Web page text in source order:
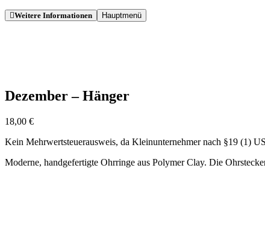
Weitere Informationen Hauptmenü
Dezember – Hänger
18,00 €
Kein Mehrwertsteuerausweis, da Kleinunternehmer nach §19 (1)
Moderne, handgefertigte Ohrringe aus Polymer Clay. Die